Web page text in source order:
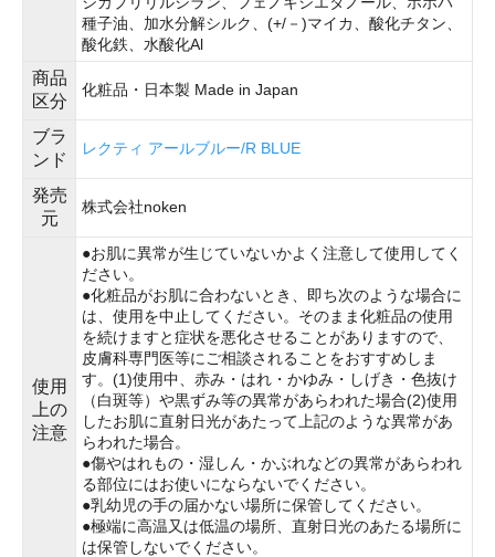
種子油、加水分解シルク、(+/－)マイカ、酸化チタン、
酸化鉄、水酸化Al
商品
区分
化粧品・日本製 Made in Japan
ブラ
ンド
レクティ アールブルー/R BLUE
発売
元
株式会社noken
使用
上の
注意
●お肌に異常が生じていないかよく注意して使用してく
ださい。
●化粧品がお肌に合わないとき、即ち次のような場合に
は、使用を中止してください。そのまま化粧品の使用
を続けますと症状を悪化させることがありますので、
皮膚科専門医等にご相談されることをおすすめしま
す。(1)使用中、赤み・はれ・かゆみ・しげき・色抜け
（白斑等）や黒ずみ等の異常があらわれた場合(2)使用
したお肌に直射日光があたって上記のような異常があ
らわれた場合。
●傷やはれもの・湿しん・かぶれなどの異常があらわれ
る部位にはお使いにならないでください。
●乳幼児の手の届かない場所に保管してください。
●極端に高温又は低温の場所、直射日光のあたる場所に
は保管しないでください。